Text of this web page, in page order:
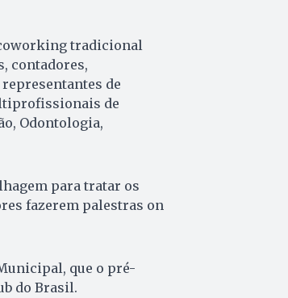
tradicional
contadores,
de
de
Odontologia,
para tratar os
fazerem palestras on
que o pré-
do Brasil.